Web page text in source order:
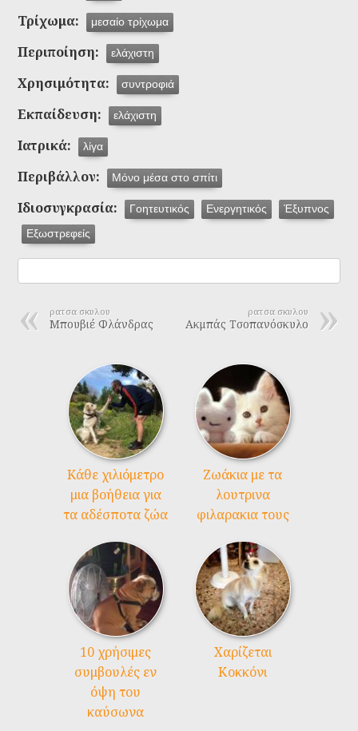
Τρίχωμα: μεσαίο τρίχωμα
Περιποίηση: ελάχιστη
Χρησιμότητα: συντροφιά
Εκπαίδευση: ελάχιστη
Ιατρικά: λίγα
Περιβάλλον: Μόνο μέσα στο σπίτι
Ιδιοσυγκρασία: Γοητευτικός Ενεργητικός Έξυπνος
Εξωστρεφείς
ρατσα σκυλου
Ακμπάς Τσοπανόσκυλο
ρατσα σκυλου
Μπουβιέ Φλάνδρας
Kάθε χιλιόμετρο
μια βοήθεια για
τα αδέσποτα ζώα
Ζωάκια με τα
λουτρινα
φιλαρακια τους
10 χρήσιμες
συμβουλές εν
όψη του
καύσωνα
Χαρίζεται
Κοκκόνι